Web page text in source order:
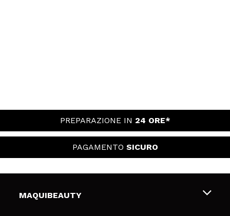
PREPARAZIONE IN 24 ORE*
PAGAMENTO SICURO
MAQUIBEAUTY